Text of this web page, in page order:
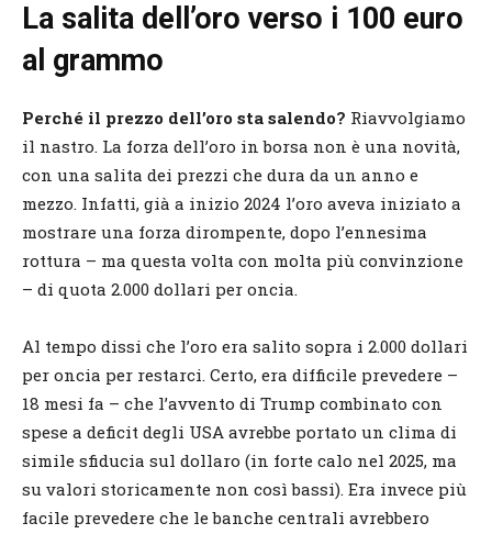
La salita dell’oro verso i 100 euro
al grammo
Perché il prezzo dell’oro sta salendo? Riavvolgiamo
il nastro. La forza dell’oro in borsa non è una novità,
con una salita dei prezzi che dura da un anno e
mezzo. Infatti, già a inizio 2024 l’oro aveva iniziato a
mostrare una forza dirompente, dopo l’ennesima
rottura – ma questa volta con molta più convinzione
– di quota 2.000 dollari per oncia.
Al tempo dissi che l’oro era salito sopra i 2.000 dollari
per oncia per restarci. Certo, era difficile prevedere –
18 mesi fa – che l’avvento di Trump combinato con
spese a deficit degli USA avrebbe portato un clima di
simile sfiducia sul dollaro (in forte calo nel 2025, ma
su valori storicamente non così bassi). Era invece più
facile prevedere che le banche centrali avrebbero